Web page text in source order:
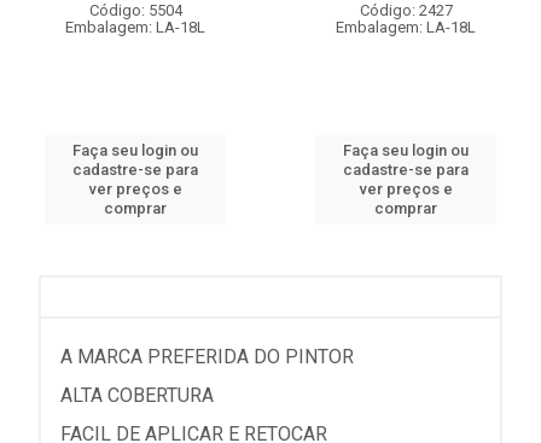
Código: 5504
Embalagem: LA-18L
Faça seu login ou
cadastre-se para
ver preços e
comprar
Código: 2427
Embalagem: LA-18L
Faça seu login ou
cadastre-se para
ver preços e
comprar
A MARCA PREFERIDA DO PINTOR
ALTA COBERTURA
FACIL DE APLICAR E RETOCAR